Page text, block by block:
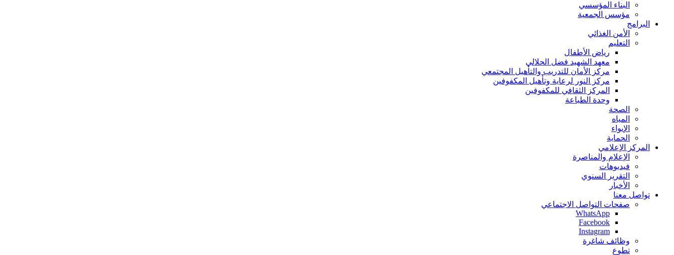
البناء المؤسسي
مؤسس الجمعية
البرامج
الأمن الغذائي
التعليم
رياض الأطفال
معهد الشهيد فضل الحلالي
مركز الأمان للتدريب والتأهيل المجتمعي
مركز النور لرعاية وتأهيل المكفوفين
المركز الثقافي للمكفوفين
وحدة الطباعة
الصحة
المياه
الإيواء
الحماية
المركز الإعلامي
الإعلام والمناصرة
فيديوهات
التقرير السنوي
الأخبار
تواصل معنا
صفحات التواصل الاجتماعي
WhatsApp
Facebook
Instagram
وظائف شاغرة
تطوع